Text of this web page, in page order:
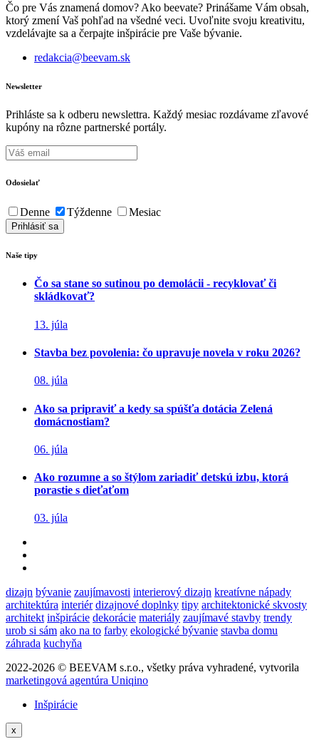
Čo pre Vás znamená domov? Ako beevate? Prinášame Vám obsah,
ktorý zmení Vaš pohľad na všedné veci. Uvoľnite svoju kreativitu,
vzdelávajte sa a čerpajte inšpirácie pre Vaše bývanie.
redakcia@beevam.sk
Newsletter
Prihláste sa k odberu newslettra. Každý mesiac rozdávame zľavové
kupóny na rôzne partnerské portály.
Odosielať
Denne Týždenne Mesiac
Naše tipy
Čo sa stane so sutinou po demolácii - recyklovať či
skládkovať?
13. júla
Stavba bez povolenia: čo upravuje novela v roku 2026?
08. júla
Ako sa pripraviť a kedy sa spúšťa dotácia Zelená
domácnostiam?
06. júla
Ako rozumne a so štýlom zariadiť detskú izbu, ktorá
porastie s dieťaťom
03. júla
dizajn bývanie zaujímavosti interierový dizajn kreatívne nápady
architektúra interiér dizajnové doplnky tipy architektonické skvosty
architekt inšpirácie dekorácie materiály zaujímavé stavby trendy
urob si sám ako na to farby ekologické bývanie stavba domu
záhrada kuchyňa
2022-2026 © BEEVAM s.r.o., všetky práva vyhradené, vytvorila
marketingová agentúra Uniqino
Inšpirácie
x